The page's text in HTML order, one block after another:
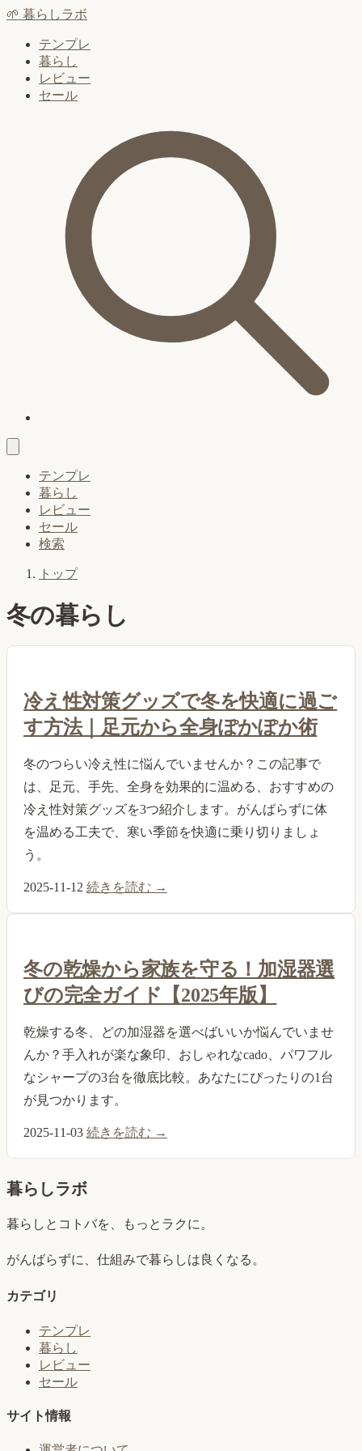
🌱 暮らしラボ
テンプレ
暮らし
レビュー
セール
テンプレ
暮らし
レビュー
セール
検索
トップ
冬の暮らし
冷え性対策グッズで冬を快適に過ご
す方法｜足元から全身ぽかぽか術
冬のつらい冷え性に悩んでいませんか？この記事で
は、足元、手先、全身を効果的に温める、おすすめの
冷え性対策グッズを3つ紹介します。がんばらずに体
を温める工夫で、寒い季節を快適に乗り切りましょ
う。
2025-11-12 続きを読む →
冬の乾燥から家族を守る！加湿器選
びの完全ガイド【2025年版】
乾燥する冬、どの加湿器を選べばいいか悩んでいませ
んか？手入れが楽な象印、おしゃれなcado、パワフル
なシャープの3台を徹底比較。あなたにぴったりの1台
が見つかります。
2025-11-03 続きを読む →
暮らしラボ
暮らしとコトバを、もっとラクに。
がんばらずに、仕組みで暮らしは良くなる。
カテゴリ
テンプレ
暮らし
レビュー
セール
サイト情報